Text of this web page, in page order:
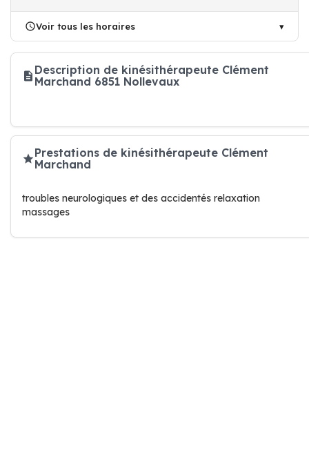
Voir tous les horaires
Description de kinésithérapeute Clément
Marchand 6851 Nollevaux
Prestations de kinésithérapeute Clément
Marchand
troubles neurologiques et des accidentés relaxation
massages